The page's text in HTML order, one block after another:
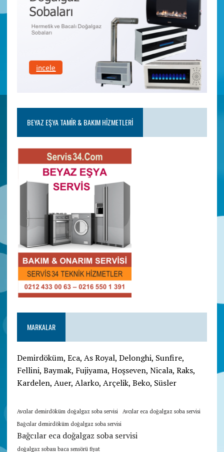
BEYAZ EŞYA TAMIR & BAKIM HIZMETLERI
MARKALAR
Demirdöküm, Eca, As Royal, Delonghi, Sunfire,
Fellini, Baymak, Fujiyama, Hoşseven, Nicala, Raks,
Kardelen, Auer, Alarko, Arçelik, Beko, Süsler
Avcılar demirdöküm doğalgaz soba servisi
Avcılar eca doğalgaz soba servisi
Bağcılar demirdöküm doğalgaz soba servisi
Bağcılar eca doğalgaz soba servisi
doğalgaz sobası baca sensörü fiyat